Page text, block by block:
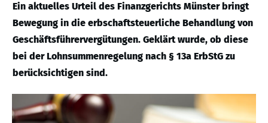
Ein aktuelles Urteil des Finanzgerichts Münster bringt
Bewegung in die erbschaftsteuerliche Behandlung von
Geschäftsführervergütungen. Geklärt wurde, ob diese
bei der Lohnsummenregelung nach § 13a ErbStG zu
berücksichtigen sind.